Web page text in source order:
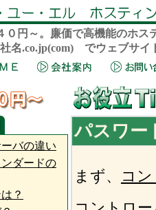
０円～。廉価で高機能のホス
名.co.jp(com) でウェブサイ
バの違い
ダードの
？
パスワー
まず、
コ